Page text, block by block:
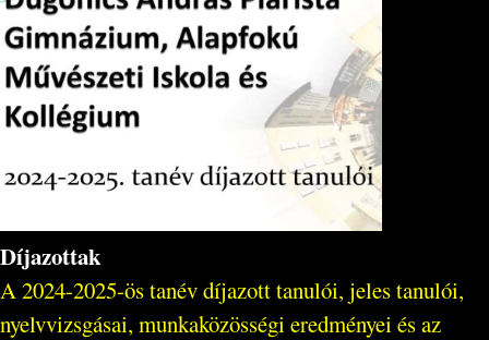
Díjazottak
A 2024-2025-ös tanév díjazott tanulói, jeles tanulói,
nyelvvizsgásai, munkaközösségi eredményei és az